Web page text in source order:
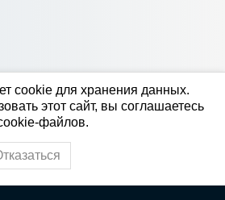
cookie для хранения данных.
этот сайт, вы соглашаетесь
файлов.